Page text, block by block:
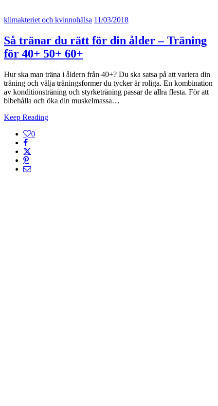
klimakteriet och kvinnohälsa 11/03/2018
Så tränar du rätt för din ålder – Träning
för 40+ 50+ 60+
Hur ska man träna i åldern från 40+? Du ska satsa på att variera din
träning och välja träningsformer du tycker är roliga. En kombination
av konditionsträning och styrketräning passar de allra flesta. För att
bibehålla och öka din muskelmassa…
Keep Reading
0